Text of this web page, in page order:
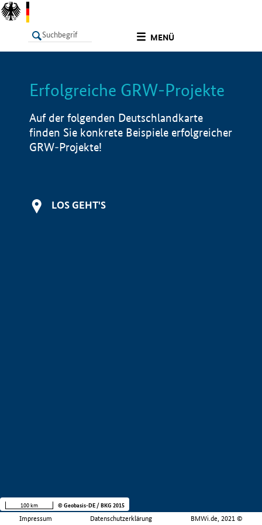
MENÜ
LISTE Info
Erfolgreiche GRW-Projekte
Auf der folgenden Deutschlandkarte
finden Sie konkrete Beispiele erfolgreicher
GRW-Projekte!
LOS GEHT'S
Impressum Datenschutzerklärung BMWi.de, 2021 ©
100 km © Geobasis-DE / BKG 2015